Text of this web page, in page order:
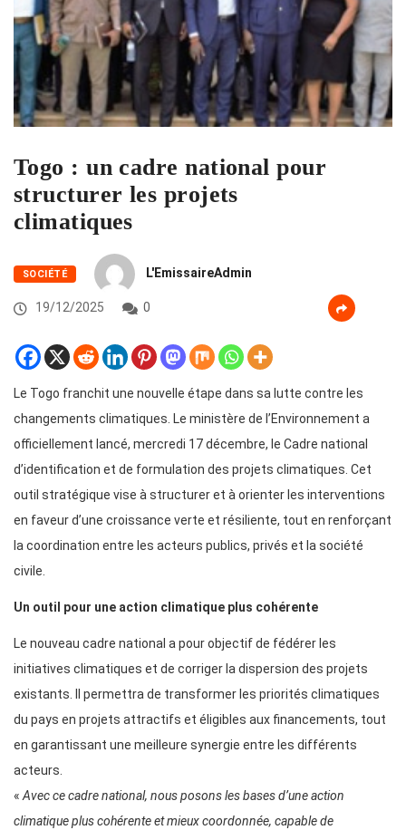
Togo : un cadre national pour
structurer les projets
climatiques
SOCIÉTÉ L'EmissaireAdmin
19/12/2025 0
Le Togo franchit une nouvelle étape dans sa lutte contre les
changements climatiques. Le ministère de l’Environnement a
officiellement lancé, mercredi 17 décembre, le Cadre national
d’identification et de formulation des projets climatiques. Cet
outil stratégique vise à structurer et à orienter les interventions
en faveur d’une croissance verte et résiliente, tout en renforçant
la coordination entre les acteurs publics, privés et la société
civile.
Un outil pour une action climatique plus cohérente
Le nouveau cadre national a pour objectif de fédérer les
initiatives climatiques et de corriger la dispersion des projets
existants. Il permettra de transformer les priorités climatiques
du pays en projets attractifs et éligibles aux financements, tout
en garantissant une meilleure synergie entre les différents
acteurs.
«Avec ce cadre national, nous posons les bases d’une action
climatique plus cohérente et mieux coordonnée, capable de